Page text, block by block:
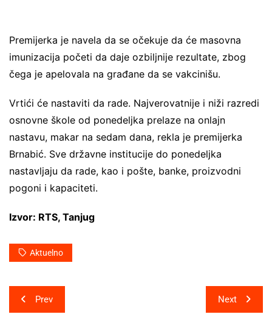
Premijerka je navela da se očekuje da će masovna
imunizacija početi da daje ozbiljnije rezultate, zbog
čega je apelovala na građane da se vakcinišu.
Vrtići će nastaviti da rade. Najverovatnije i niži razredi
osnovne škole od ponedeljka prelaze na onlajn
nastavu, makar na sedam dana, rekla je premijerka
Brnabić. Sve državne institucije do ponedeljka
nastavljaju da rade, kao i pošte, banke, proizvodni
pogoni i kapaciteti.
Izvor: RTS, Tanjug
Aktuelno
Post
navigation
Prev Next